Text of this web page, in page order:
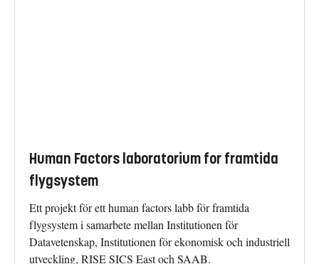
Human Factors laboratorium for framtida
flygsystem
Ett projekt för ett human factors labb för framtida
flygsystem i samarbete mellan Institutionen för
Datavetenskap, Institutionen för ekonomisk och industriell
utveckling, RISE SICS East och SAAB.